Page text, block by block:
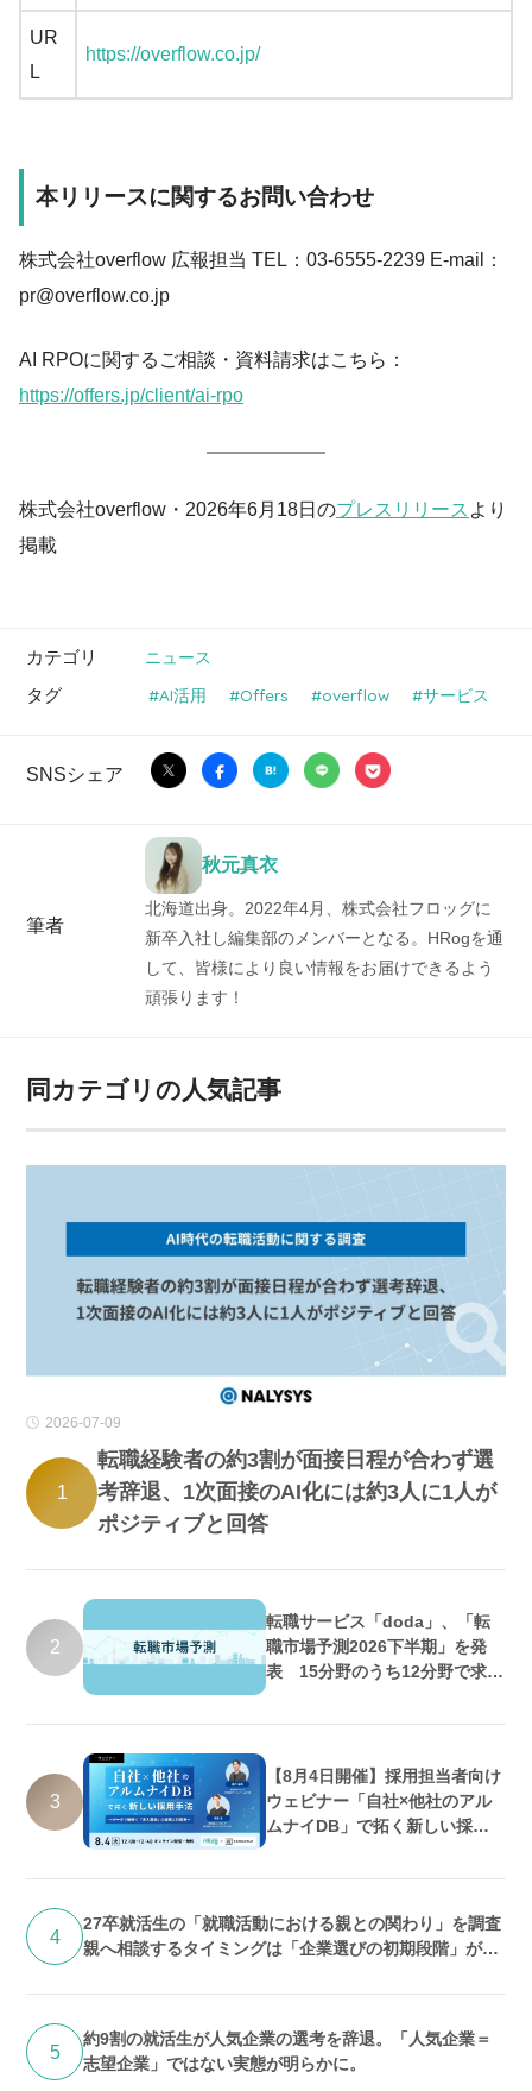
UR
L
https://overflow.co.jp/
本リリースに関するお問い合わせ
株式会社overflow 広報担当 TEL：03-6555-2239 E-mail：
pr@overflow.co.jp
AI RPOに関するご相談・資料請求はこちら：
https://offers.jp/client/ai-rpo
株式会社overflow・2026年6月18日のプレスリリース より
掲載
カテゴリ ニュース
タグ AI活用 Offers overflow サービス
SNSシェア
筆者
秋元真衣
北海道出身。2022年4月、株式会社フロッグに
新卒入社し編集部のメンバーとなる。HRogを通
して、皆様により良い情報をお届けできるよう
頑張ります！
同カテゴリの人気記事
2026-07-09
1
転職経験者の約3割が面接日程が合わず選
考辞退、1次面接のAI化には約3人に1人が
ポジティブと回答
2
転職サービス「doda」、「転
職市場予測2026下半期」を発
表 15分野のうち12分野で求人
3
【8月4日開催】採用担当者向け
ウェビナー「自社×他社のアル
ムナイDB」で拓く新しい採用
没」の実態と打開策～
4
27卒就活生の「就職活動における親との関わり」を調査
親へ相談するタイミングは「企業選びの初期段階」が最
と」
5
約9割の就活生が人気企業の選考を辞退。「人気企業＝
志望企業」ではない実態が明らかに。